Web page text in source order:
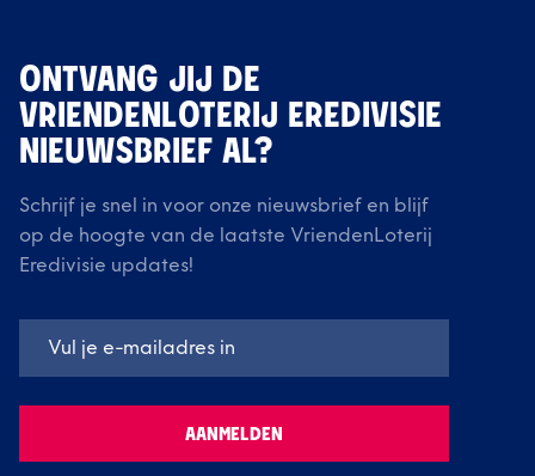
ONTVANG JIJ DE
VRIENDENLOTERIJ EREDIVISIE
NIEUWSBRIEF AL?
Schrijf je snel in voor onze nieuwsbrief en blijf
op de hoogte van de laatste VriendenLoterij
Eredivisie updates!
AANMELDEN